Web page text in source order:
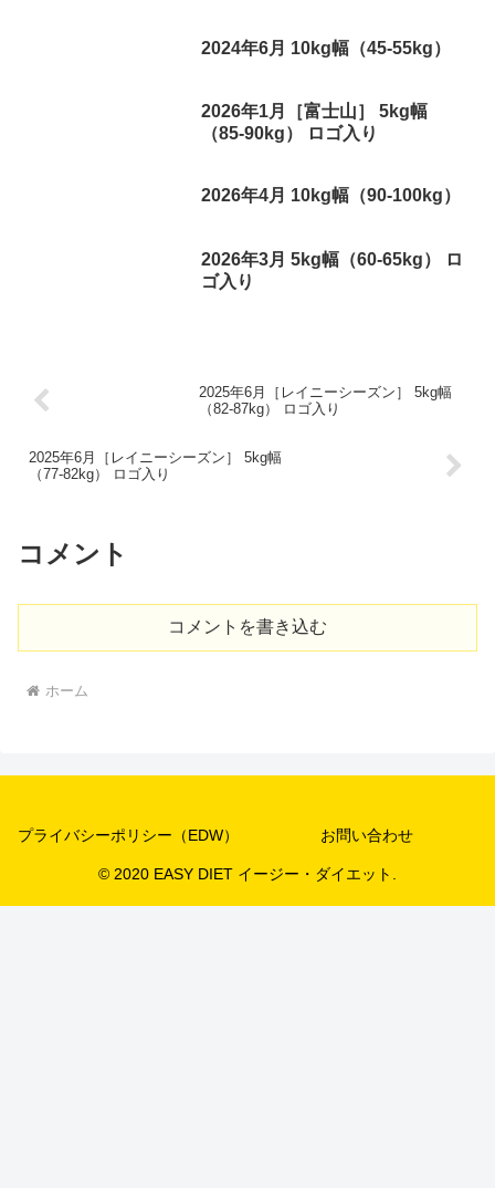
2024年6月 10kg幅（45-55kg）
2026年1月［富士山］ 5kg幅
（85-90kg） ロゴ入り
2026年4月 10kg幅（90-100kg）
2026年3月 5kg幅（60-65kg） ロ
ゴ入り
2025年6月［レイニーシーズン］ 5kg幅
（82-87kg） ロゴ入り
2025年6月［レイニーシーズン］ 5kg幅
（77-82kg） ロゴ入り
コメント
コメントを書き込む
ホーム
プライバシーポリシー（EDW） お問い合わせ
© 2020 EASY DIET イージー・ダイエット.